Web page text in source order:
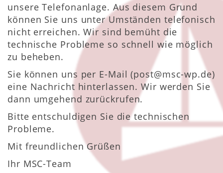
unsere Telefonanlage. Aus diesem Grund
können Sie uns unter Umständen telefonisch
nicht erreichen. Wir sind bemüht die
technische Probleme so schnell wie möglich
zu beheben.
Sie können uns per E-Mail (post@msc-wp.de)
eine Nachricht hinterlassen. Wir werden Sie
dann umgehend zurückrufen.
Bitte entschuldigen Sie die technischen
Probleme.
Mit freundlichen Grüßen
Ihr MSC-Team